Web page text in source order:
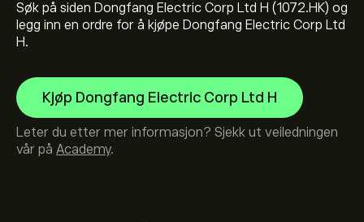
Søk på siden Dongfang Electric Corp Ltd H (1072.HK) og
legg inn en ordre for å kjøpe Dongfang Electric Corp Ltd
H.
Kjøp Dongfang Electric Corp Ltd H
Leter du etter mer informasjon? Sjekk ut veiledningen
vår på Academy.